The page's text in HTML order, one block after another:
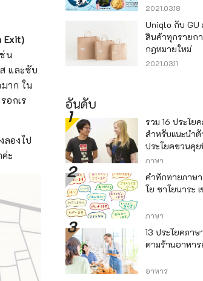
Exit)
น
และซับ
าก ใน
อกเร
องไป
ะ
2021.03.18
Uniqlo กับ GU
สินค้าทุกรายก
กฎหมายใหม่
2021.03.11
อันดับ
รวม 16 ประโ
สำหรับแนะนำ
ประโยคชวนคุ
ภาษา
คำทักทายภาษ
โย ซาโยนาระ เ
ภาษา
13 ประโยคภา
ตามร้านอาหา
อาหาร